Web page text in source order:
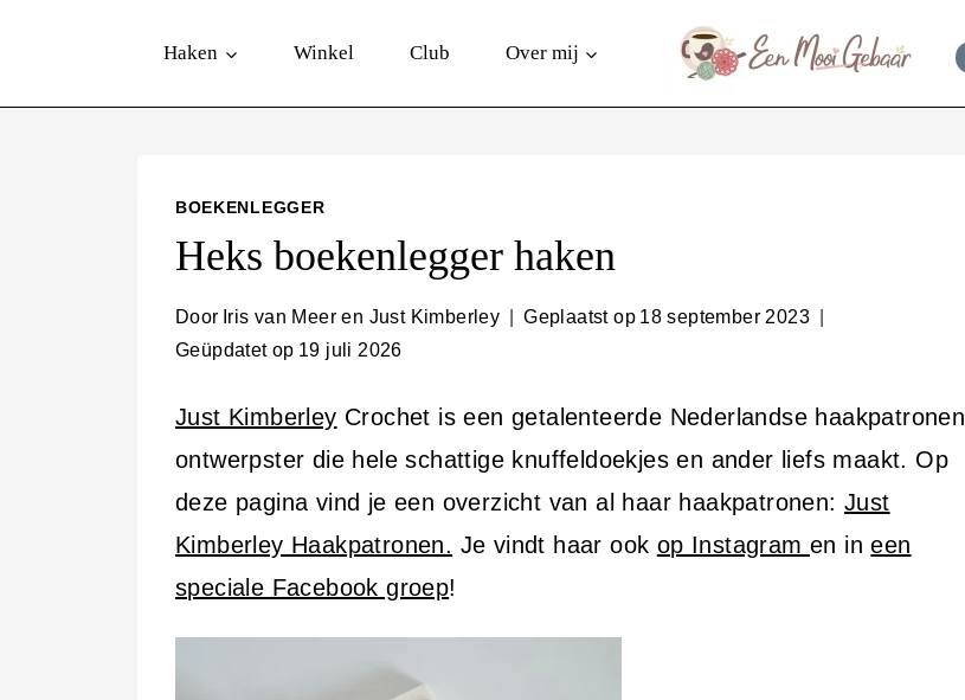
o
Haken Winkel Club Over mij
BOEKENLEGGER
Heks boekenlegger haken
Door Iris van Meer en Just Kimberley Geplaatst op 18 september 2023
Geüpdatet op 19 juli 2026
Just Kimberley Crochet is een getalenteerde Nederlandse haakpatronen
ontwerpster die hele schattige knuffeldoekjes en ander liefs maakt. Op
deze pagina vind je een overzicht van al haar haakpatronen: Just
Kimberley Haakpatronen. Je vindt haar ook op Instagram en ineen
speciale Facebook groep!